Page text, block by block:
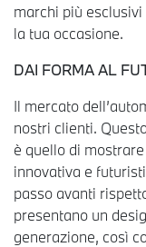
marchi più
la tua occasione.
DAI FORMA AL
Il mercato
nostri clienti.
è quello di
innovativa e
passo avanti
presentano un
generazione, così